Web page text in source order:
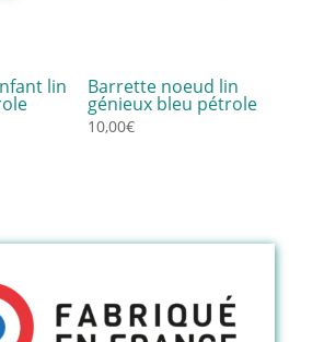
lin Barrette noeud lin
génieux bleu pétrole
10,00€